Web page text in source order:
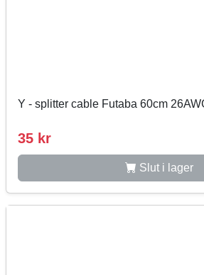
Y - splitter cable Futaba 60cm
35 kr
Slut i lager